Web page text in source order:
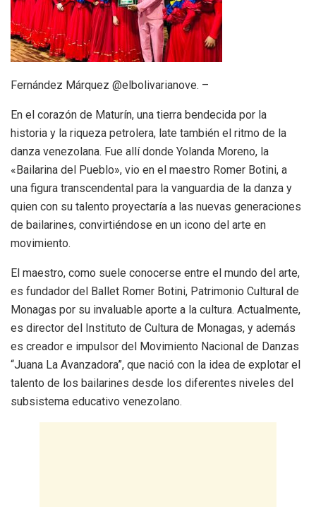
Fernández Márquez @elbolivarianove. –
En el corazón de Maturín, una tierra bendecida por la
historia y la riqueza petrolera, late también el ritmo de la
danza venezolana. Fue allí donde Yolanda Moreno, la
«Bailarina del Pueblo», vio en el maestro Romer Botini, a
una figura transcendental para la vanguardia de la danza y
quien con su talento proyectaría a las nuevas generaciones
de bailarines, convirtiéndose en un icono del arte en
movimiento.
El maestro, como suele conocerse entre el mundo del arte,
es fundador del Ballet Romer Botini, Patrimonio Cultural de
Monagas por su invaluable aporte a la cultura. Actualmente,
es director del Instituto de Cultura de Monagas, y además
es creador e impulsor del Movimiento Nacional de Danzas
“Juana La Avanzadora”, que nació con la idea de explotar el
talento de los bailarines desde los diferentes niveles del
subsistema educativo venezolano.